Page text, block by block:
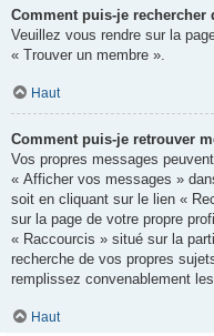
Comment puis-je rechercher
Veuillez vous rendre sur la
« Trouver un membre ».
Haut
Comment puis-je retrouver
Vos propres messages
« Afficher vos messages »
soit en cliquant sur le lien «
sur la page de votre propre
« Raccourcis » situé sur la
recherche de vos propres
remplissez convenablement
Haut